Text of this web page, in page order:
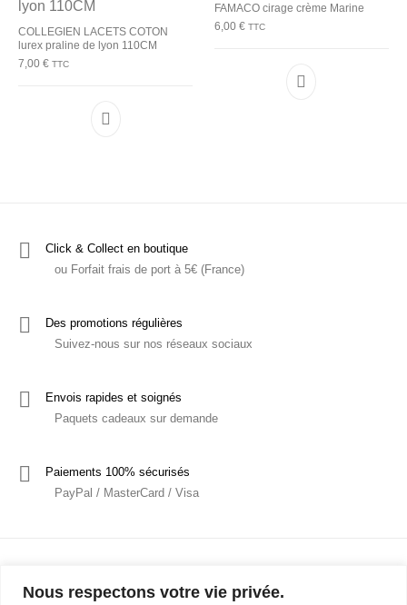
Nous respectons votre vie privée.
COLLEGIEN LACETS COTON
lurex praline de lyon 110CM
7,00€ TTC
FAMACO cirage crème Marine
6,00 € TTC
Click & Collect en boutique
ou Forfait frais de port à 5€ (France)
Des promotions régulières
Suivez-nous sur nos réseaux sociaux
Envois rapides et soignés
Paquets cadeaux sur demande
Paiements 100% sécurisés
PayPal / MasterCard / Visa